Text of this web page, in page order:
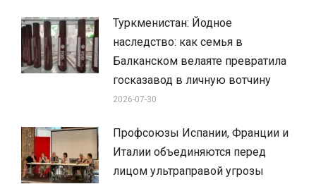
Туркменистан: Йодное
наследство: как семья в
Балканском велаяте превратила
госказавод в личную вотчину
2026-07-30
Профсоюзы Испании, Франции и
Италии объединяются перед
лицом ультраправой угрозы